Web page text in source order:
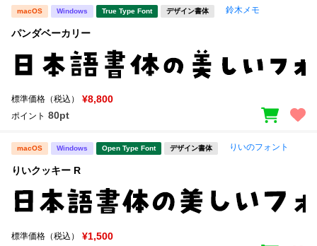
macOS Windows True Type Font デザイン書体 鈴木メモ
パンダベーカリー
標準価格（税込） ¥8,800
ポイント 80pt
macOS Windows Open Type Font デザイン書体 りいのフォント
りいクッキー R
標準価格（税込） ¥1,500